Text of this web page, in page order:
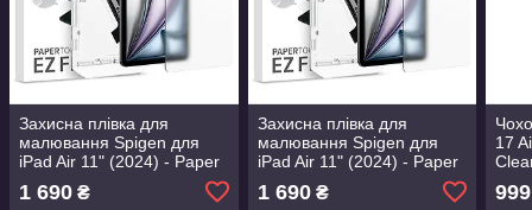
Захисна плівка для
малювання Spigen для
iPad Air 11" (2024) - Paper
Touch EZ Fit, Matte Clear
(AGL07799)
1 690 ₴
Захисна плівка для
малювання Spigen для
iPad Air 11" (2024) - Paper
Touch EZ Fit, Matte Clear
(AGL07799)
1 690₴
17
999